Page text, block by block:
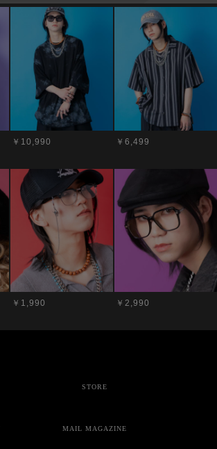
￥10,990 ￥6,499
￥1,990 ￥2,990
STORE
MAIL MAGAZINE